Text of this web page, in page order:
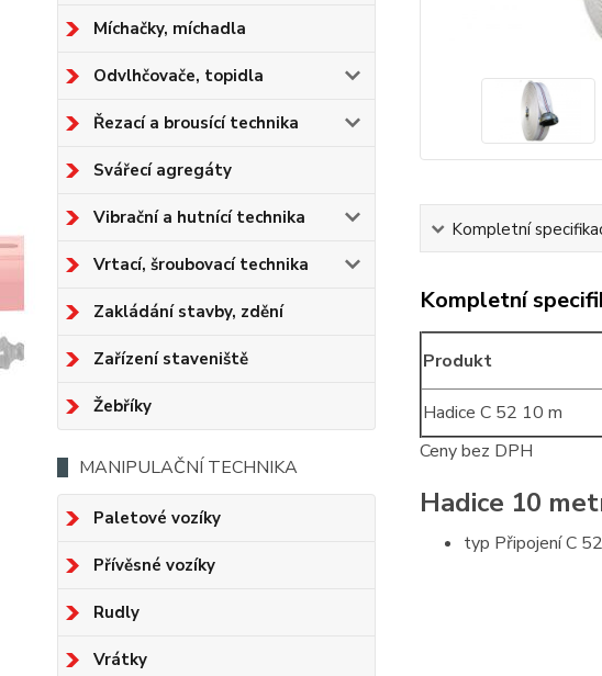
Míchačky, míchadla
Odvlhčovače, topidla
Řezací a brousící technika
Svářecí agregáty
Vibrační a hutnící technika
Vrtací, šroubovací technika
Zakládání stavby, zdění
Zařízení staveniště
Žebříky
MANIPULAČNÍ TECHNIKA
Paletové vozíky
Přívěsné vozíky
Rudly
Vrátky
Kompletní
Kompletní
Produkt
Hadice C 52 10 m
Ceny bez DPH
Hadice 10
typ Připojení C 52